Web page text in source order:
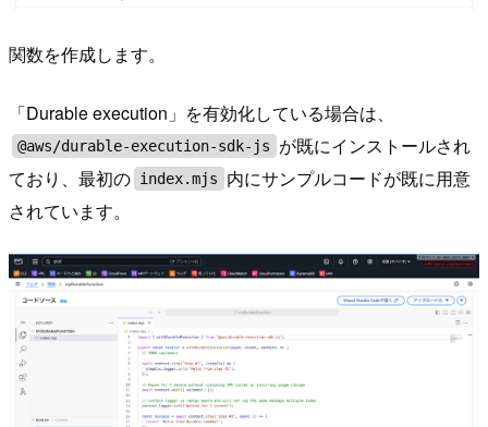
関数を作成します。
「Durable execution」を有効化している場合は、
@aws/durable-execution-sdk-js
が既にインストールされ
ており、最初の index.mjs
内にサンプルコードが既に用意
されています。